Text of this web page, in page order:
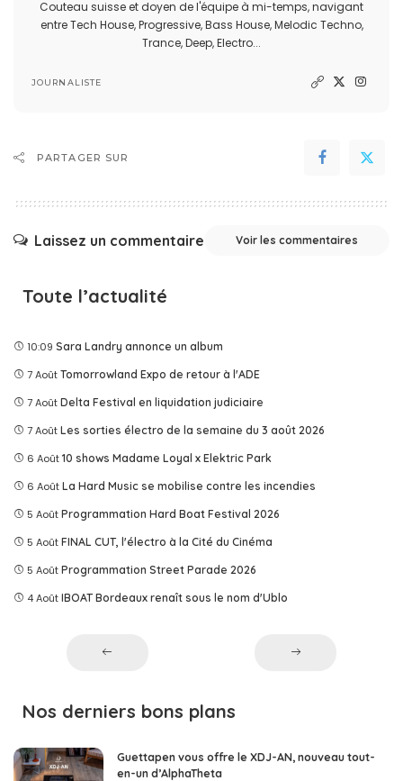
Couteau suisse et doyen de l'équipe à mi-temps, navigant
entre Tech House, Progressive, Bass House, Melodic Techno,
Trance, Deep, Electro...
JOURNALISTE
PARTAGER SUR
Laissez un commentaire Voir les commentaires
Toute l’actualité
10:09 Sara Landry annonce un album
7 Août Tomorrowland Expo de retour à l'ADE
7 Août Delta Festival en liquidation judiciaire
7 Août Les sorties électro de la semaine du 3 août 2026
6 Août 10 shows Madame Loyal x Elektric Park
6 Août La Hard Music se mobilise contre les incendies
5 Août Programmation Hard Boat Festival 2026
5 Août FINAL CUT, l'électro à la Cité du Cinéma
5 Août Programmation Street Parade 2026
4 Août IBOAT Bordeaux renaît sous le nom d'Ublo
Nos derniers bons plans
Guettapen vous offre le XDJ-AN, nouveau tout-
en-un d’AlphaTheta